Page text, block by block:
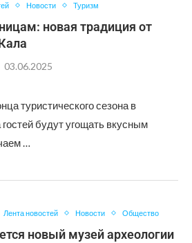
Новости Туризм
новая традиция от
03.06.2025
туристического сезона в
будут угощать вкусным
…
Лента новостей Новости Общество
новый музей археологии